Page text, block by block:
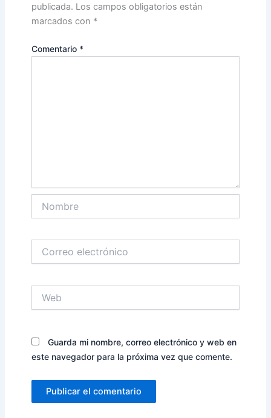
publicada. Los campos obligatorios están
marcados con *
Comentario *
electrónico
Guarda mi nombre, correo electrónico y web en
este navegador para la próxima vez que comente.